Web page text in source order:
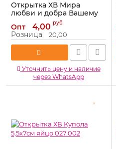
Открытка ХВ Мира
любви и добра Вашему
дому 7х7см 879440
Артикул: 879440
Опт 4,00 руб
Розница 20,00
Уточнить цену и наличие
через WhatsApp